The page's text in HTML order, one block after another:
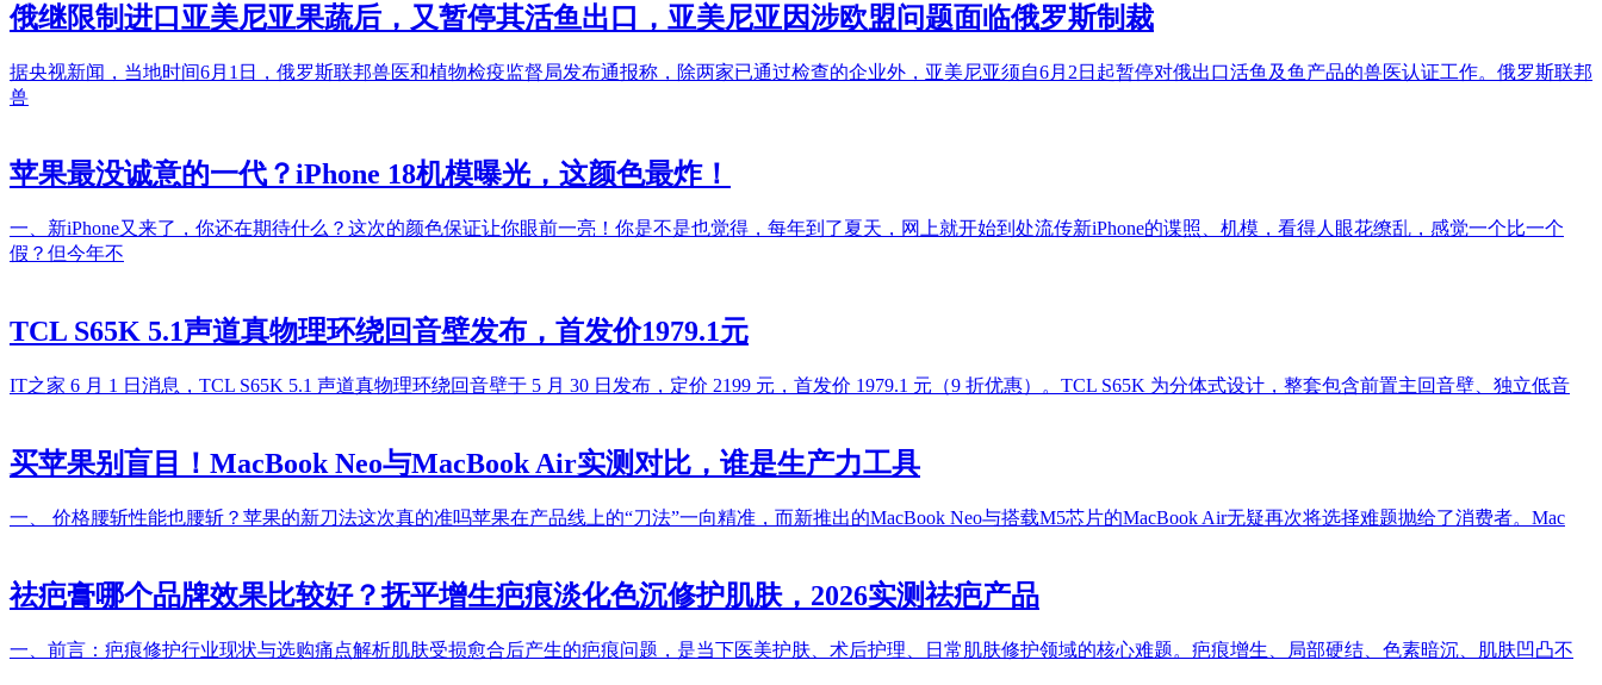
俄继限制进口亚美尼亚果蔬后，又暂停其活鱼出口，亚美尼亚因涉欧盟问题面临俄罗斯制裁
据央视新闻，当地时间6月1日，俄罗斯联邦兽医和植物检疫监督局发布通报称，除两家已通过检查的企业外，亚美尼亚须自6月2日起暂停对俄出口活鱼及鱼产品的兽医认证工作。俄罗斯联邦
兽
苹果最没诚意的一代？iPhone 18机模曝光，这颜色最炸！
一、新iPhone又来了，你还在期待什么？这次的颜色保证让你眼前一亮！你是不是也觉得，每年到了夏天，网上就开始到处流传新iPhone的谍照、机模，看得人眼花缭乱，感觉一个比一个
假？但今年不
TCL S65K 5.1声道真物理环绕回音壁发布，首发价1979.1元
IT之家 6 月 1 日消息，TCL S65K 5.1 声道真物理环绕回音壁于 5 月 30 日发布，定价 2199 元，首发价 1979.1 元（9 折优惠）。TCL S65K 为分体式设计，整套包含前置主回音壁、独立低音
买苹果别盲目！MacBook Neo与MacBook Air实测对比，谁是生产力工具
一、 价格腰斩性能也腰斩？苹果的新刀法这次真的准吗苹果在产品线上的“刀法”一向精准，而新推出的MacBook Neo与搭载M5芯片的MacBook Air无疑再次将选择难题抛给了消费者。Mac
祛疤膏哪个品牌效果比较好？抚平增生疤痕淡化色沉修护肌肤，2026实测祛疤产品
一、前言：疤痕修护行业现状与选购痛点解析肌肤受损愈合后产生的疤痕问题，是当下医美护肤、术后护理、日常肌肤修护领域的核心难题。疤痕增生、局部硬结、色素暗沉、肌肤凹凸不